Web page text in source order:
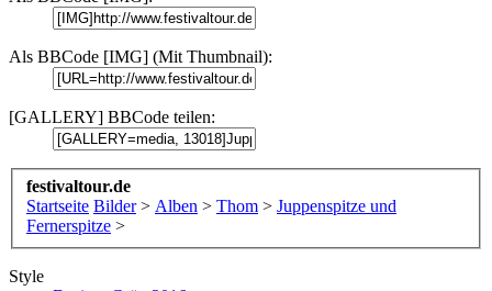
Als BBCode [IMG] (Mit Thumbnail):
[GALLERY] BBCode teilen:
festivaltour.de
Startseite Bilder > Alben > Thom > Juppenspitze und
Fernerspitze >
Style